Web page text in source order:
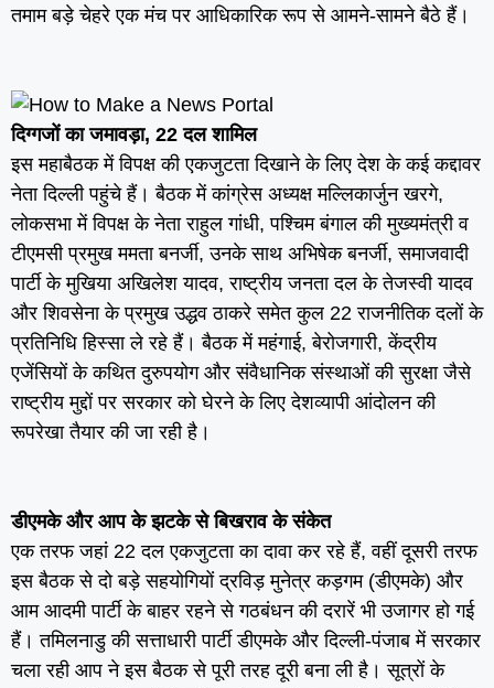
तमाम बड़े चेहरे एक मंच पर आधिकारिक रूप से आमने-सामने बैठे हैं।
दिग्गजों का जमावड़ा, 22 दल शामिल
इस महाबैठक में विपक्ष की एकजुटता दिखाने के लिए देश के कई कद्दावर
नेता दिल्ली पहुंचे हैं। बैठक में कांग्रेस अध्यक्ष मल्लिकार्जुन खरगे,
लोकसभा में विपक्ष के नेता राहुल गांधी, पश्चिम बंगाल की मुख्यमंत्री व
टीएमसी प्रमुख ममता बनर्जी, उनके साथ अभिषेक बनर्जी, समाजवादी
पार्टी के मुखिया अखिलेश यादव, राष्ट्रीय जनता दल के तेजस्वी यादव
और शिवसेना के प्रमुख उद्धव ठाकरे समेत कुल 22 राजनीतिक दलों के
प्रतिनिधि हिस्सा ले रहे हैं। बैठक में महंगाई, बेरोजगारी, केंद्रीय
एजेंसियों के कथित दुरुपयोग और संवैधानिक संस्थाओं की सुरक्षा जैसे
राष्ट्रीय मुद्दों पर सरकार को घेरने के लिए देशव्यापी आंदोलन की
रूपरेखा तैयार की जा रही है।
डीएमके और आप के झटके से बिखराव के संकेत
एक तरफ जहां 22 दल एकजुटता का दावा कर रहे हैं, वहीं दूसरी तरफ
इस बैठक से दो बड़े सहयोगियों द्रविड़ मुनेत्र कड़गम (डीएमके) और
आम आदमी पार्टी के बाहर रहने से गठबंधन की दरारें भी उजागर हो गई
हैं। तमिलनाडु की सत्ताधारी पार्टी डीएमके और दिल्ली-पंजाब में सरकार
चला रही आप ने इस बैठक से पूरी तरह दूरी बना ली है। सूत्रों के